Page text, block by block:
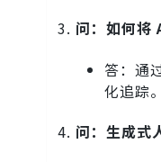
问：如何将
答：通
化追踪。
问：生成式